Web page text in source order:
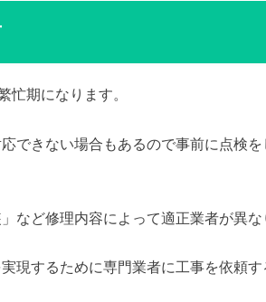
忙期になります。
できない場合もあるので事前に点検
など修理内容によって適正業者が異な
現するために専門業者に工事を依頼